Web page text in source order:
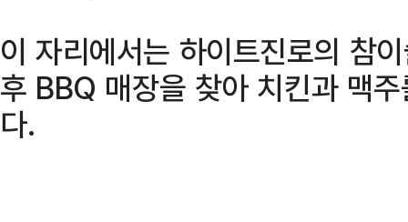
이 자리에서는 하이트진로의 참
후 BBQ 매장을 찾아 치킨과 맥
다.